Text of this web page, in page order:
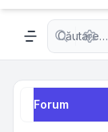
Navigation menu
Forum